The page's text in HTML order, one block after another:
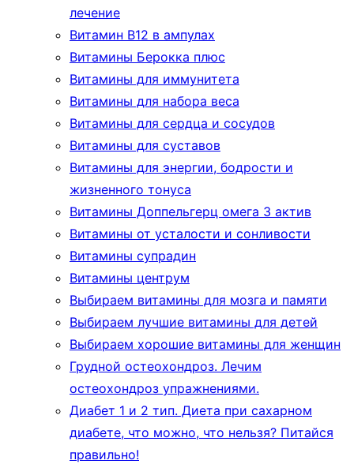
лечение
Витамин В12 в ампулах
Витамины Берокка плюс
Витамины для иммунитета
Витамины для набора веса
Витамины для сердца и сосудов
Витамины для суставов
Витамины для энергии, бодрости и
жизненного тонуса
Витамины Доппельгерц омега 3 актив
Витамины от усталости и сонливости
Витамины супрадин
Витамины центрум
Выбираем витамины для мозга и памяти
Выбираем лучшие витамины для детей
Выбираем хорошие витамины для женщин
Грудной остеохондроз. Лечим
остеохондроз упражнениями.
Диабет 1 и 2 тип. Диета при сахарном
диабете, что можно, что нельзя? Питайся
правильно!